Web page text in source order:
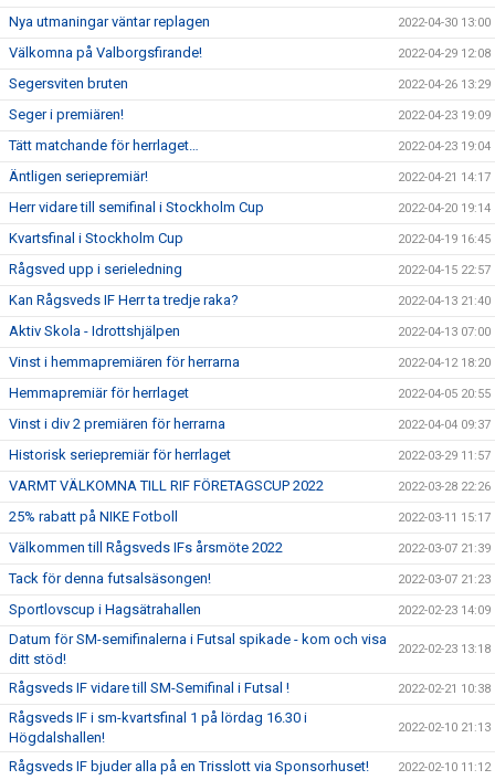
Nya utmaningar väntar replagen 2022-04-30 13:00
Välkomna på Valborgsfirande! 2022-04-29 12:08
Segersviten bruten 2022-04-26 13:29
Seger i premiären! 2022-04-23 19:09
Tätt matchande för herrlaget… 2022-04-23 19:04
Äntligen seriepremiär! 2022-04-21 14:17
Herr vidare till semifinal i Stockholm Cup 2022-04-20 19:14
Kvartsfinal i Stockholm Cup 2022-04-19 16:45
Rågsved upp i serieledning 2022-04-15 22:57
Kan Rågsveds IF Herr ta tredje raka? 2022-04-13 21:40
Aktiv Skola - Idrottshjälpen 2022-04-13 07:00
Vinst i hemmapremiären för herrarna 2022-04-12 18:20
Hemmapremiär för herrlaget 2022-04-05 20:55
Vinst i div 2 premiären för herrarna 2022-04-04 09:37
Historisk seriepremiär för herrlaget 2022-03-29 11:57
VARMT VÄLKOMNA TILL RIF FÖRETAGSCUP 2022 2022-03-28 22:26
25% rabatt på NIKE Fotboll 2022-03-11 15:17
Välkommen till Rågsveds IFs årsmöte 2022 2022-03-07 21:39
Tack för denna futsalsäsongen! 2022-03-07 21:23
Sportlovscup i Hagsätrahallen 2022-02-23 14:09
Datum för SM-semifinalerna i Futsal spikade - kom och visa
ditt stöd!
2022-02-23 13:18
Rågsveds IF vidare till SM-Semifinal i Futsal ! 2022-02-21 10:38
Rågsveds IF i sm-kvartsfinal 1 på lördag 16.30 i
Högdalshallen!
2022-02-10 21:13
Rågsveds IF bjuder alla på en Trisslott via Sponsorhuset! 2022-02-10 11:12